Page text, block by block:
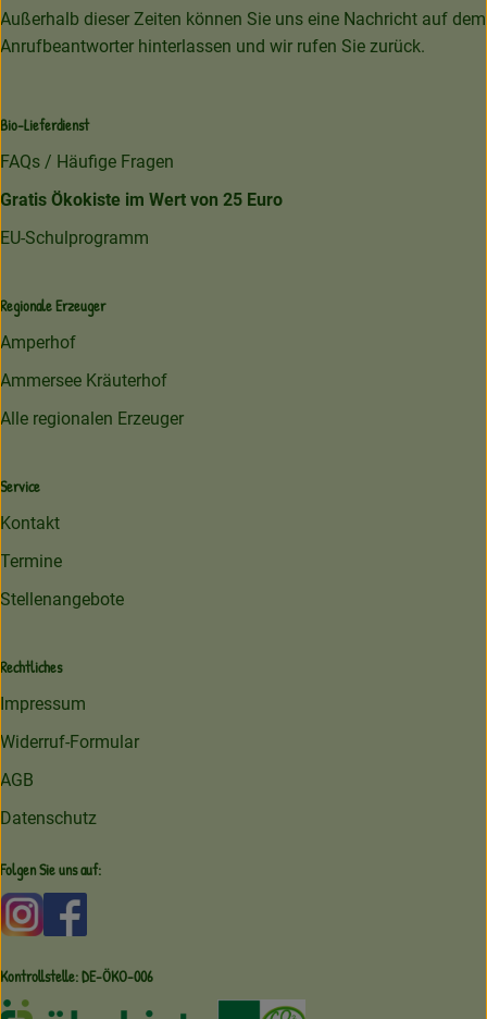
Außerhalb dieser Zeiten können Sie uns eine Nachricht auf dem
Anrufbeantworter hinterlassen und wir rufen Sie zurück.
Bio-Lieferdienst
FAQs / Häufige Fragen
Gratis Ökokiste im Wert von 25 Euro
EU-Schulprogramm
Regionale Erzeuger
Amperhof
Ammersee Kräuterhof
Alle regionalen Erzeuger
Service
Kontakt
Termine
Stellenangebote
Rechtliches
Impressum
Widerruf-Formular
AGB
Datenschutz
Folgen Sie uns auf:
Externer Link zu https://www.instagram.com/
Kontrollstelle: DE-ÖKO-006
Externer Link zu /ueber-uns/
Externer Link zu /regionale-